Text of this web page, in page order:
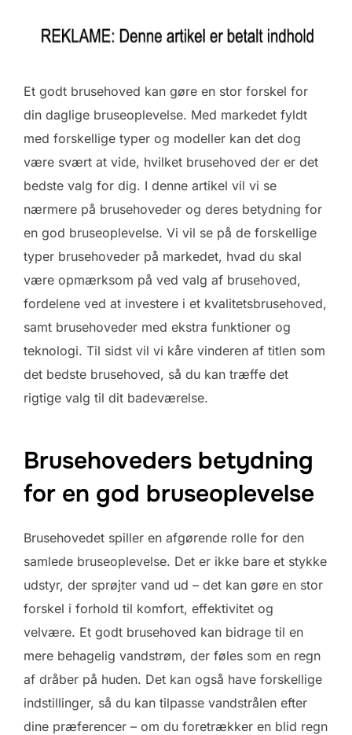
Et godt brusehoved kan gøre en stor forskel for
din daglige bruseoplevelse. Med markedet fyldt
med forskellige typer og modeller kan det dog
være svært at vide, hvilket brusehoved der er det
bedste valg for dig. I denne artikel vil vi se
nærmere på brusehoveder og deres betydning for
en god bruseoplevelse. Vi vil se på de forskellige
typer brusehoveder på markedet, hvad du skal
være opmærksom på ved valg af brusehoved,
fordelene ved at investere i et kvalitetsbrusehoved,
samt brusehoveder med ekstra funktioner og
teknologi. Til sidst vil vi kåre vinderen af titlen som
det bedste brusehoved, så du kan træffe det
rigtige valg til dit badeværelse.
Brusehoveders betydning
for en god bruseoplevelse
Brusehovedet spiller en afgørende rolle for den
samlede bruseoplevelse. Det er ikke bare et stykke
udstyr, der sprøjter vand ud – det kan gøre en stor
forskel i forhold til komfort, effektivitet og
velvære. Et godt brusehoved kan bidrage til en
mere behagelig vandstrøm, der føles som en regn
af dråber på huden. Det kan også have forskellige
indstillinger, så du kan tilpasse vandstrålen efter
dine præferencer – om du foretrækker en blid regn